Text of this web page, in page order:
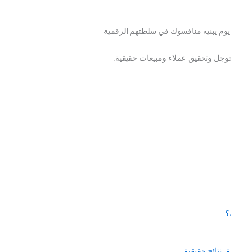
يبنيه منافسوك في سلطتهم الرقمية.
وتحقيق عملاء ومبيعات حقيقية.